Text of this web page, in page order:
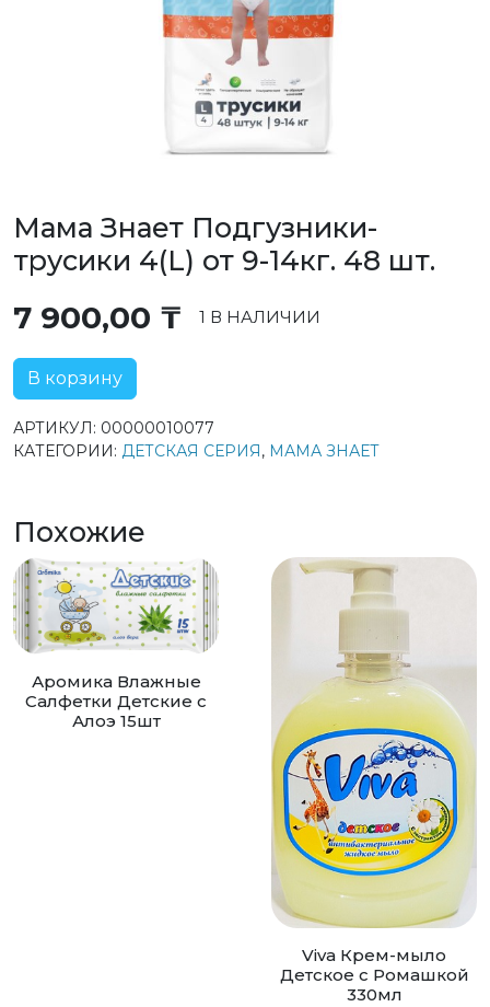
Мама Знает Подгузники-
трусики 4(L) от 9-14кг. 48 шт.
7 900,00 ₸ 1 В НАЛИЧИИ
В корзину
АРТИКУЛ: 00000010077
КАТЕГОРИИ: ДЕТСКАЯ СЕРИЯ, МАМА ЗНАЕТ
Похожие
Аромика Влажные
Салфетки Детские с
Алоэ 15шт
Viva Крем-мыло
Детское с Ромашкой
330мл